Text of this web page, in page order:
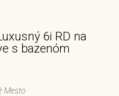
6i RD na
s bazenóm
Mesto